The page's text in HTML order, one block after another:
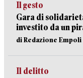
Il gesto
Gara di
investito da un
di Redazione Empoli
Il delitto